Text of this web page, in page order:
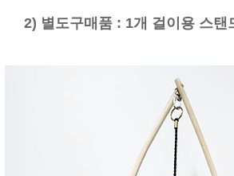
2) 별도구매품 : 1개 걸이용 스탠